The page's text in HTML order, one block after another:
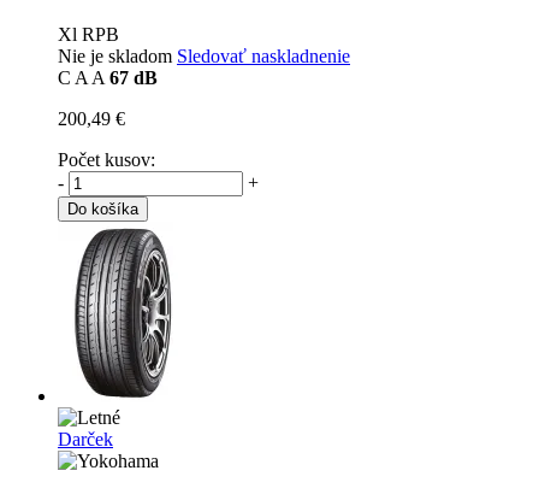
Xl RPB
Nie je skladom Sledovať naskladnenie
C A A 67 dB
200,49 €
Počet kusov:
-
+
Do košíka
Darček